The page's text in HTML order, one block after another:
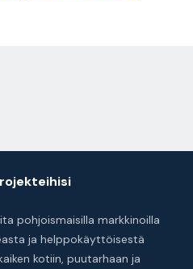
pohjoismaisilla markkinoilla
ja helppokäyttöisestä
kotiin, puutarhaan ja